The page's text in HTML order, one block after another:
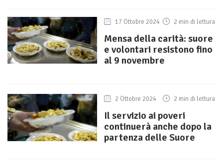
17 Ottobre 2024 2 min di lettura
Mensa della carità: suore
e volontari resistono fino
al 9 novembre
2 Ottobre 2024 2 min di lettura
Il servizio ai poveri
continuerà anche dopo la
partenza delle Suore